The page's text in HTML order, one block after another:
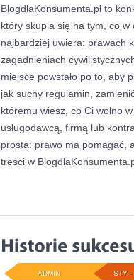
BlogdlaKonsumenta.pl to
który skupia się na tym, co w
najbardziej uwiera: prawach
zagadnieniach
miejsce powstało po to, aby
jak suchy regulamin,
któremu wiesz, co Ci wolno
usługodawcą, firmą lub
prosta: prawo ma pomagać,
treści w
STY -
ADMIN